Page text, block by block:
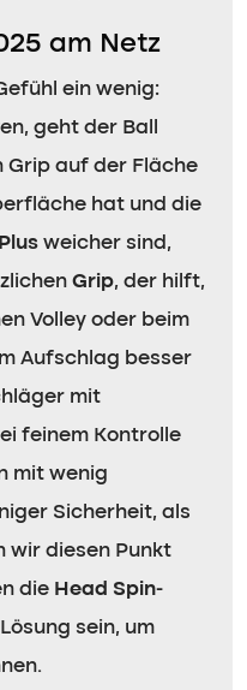
am Netz
ein wenig:
geht der Ball
Grip auf der Fläche
hat und die
weicher sind,
Grip, der hilft,
Volley oder beim
Aufschlag besser
mit
feinem Kontrolle
mit wenig
Sicherheit, als
wir diesen Punkt
die Head Spin-
sein, um